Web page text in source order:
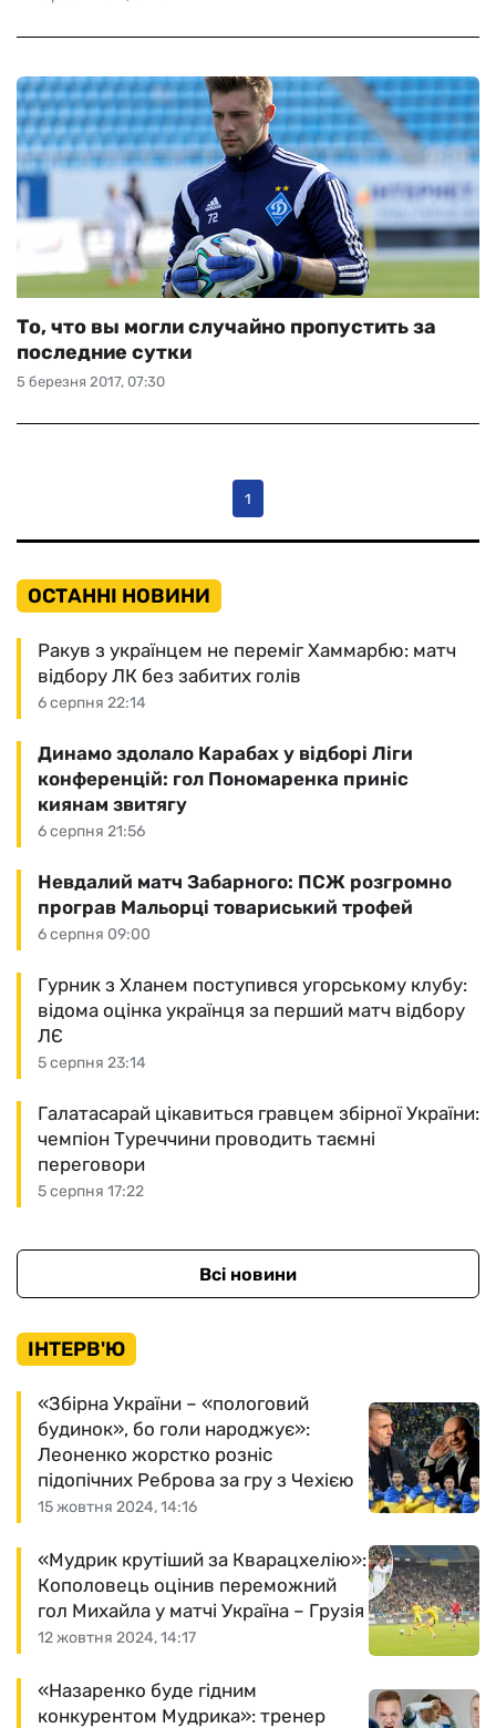
5 березня 2017, 07:30
То, что вы могли случайно пропустить за
последние сутки
1
ОСТАННІ НОВИНИ
6 серпня 22:14
Ракув з українцем не переміг Хаммарбю: матч
відбору ЛК без забитих голів
6 серпня 21:56
Динамо здолало Карабах у відборі Ліги
конференцій: гол Пономаренка приніс
киянам звитягу
6 серпня 09:00
Невдалий матч Забарного: ПСЖ розгромно
програв Мальорці товариський трофей
5 серпня 23:14
Гурник з Хланем поступився угорському клубу:
відома оцінка українця за перший матч відбору
ЛЄ
5 серпня 17:22
Галатасарай цікавиться гравцем збірної України:
чемпіон Туреччини проводить таємні
переговори
Всі новини
ІНТЕРВ'Ю
15 жовтня 2024, 14:16
«Збірна України – «пологовий
будинок», бо голи народжує»:
Леоненко жорстко розніс
підопічних Реброва за гру з Чехією
12 жовтня 2024, 14:17
«Мудрик крутіший за Кварацхелію»:
Кополовець оцінив переможний
гол Михайла у матчі Україна – Грузія
«Назаренко буде гідним
конкурентом Мудрика»: тренер